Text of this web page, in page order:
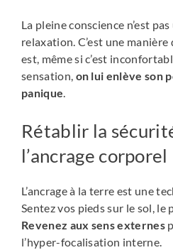
La pleine conscience n’est
relaxation. C’est une manière
est, même si c’est
sensation, on lui enlève son
panique.
Rétablir la
l’ancrage corporel
L’ancrage à la terre est une
Sentez vos pieds sur le sol, le
Revenez aux sens externes
l’hyper-focalisation interne.